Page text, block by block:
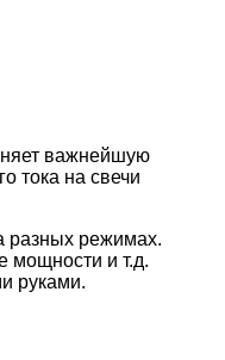
важнейшую
тока на свечи
разных режимах.
мощности и т.д.
руками.